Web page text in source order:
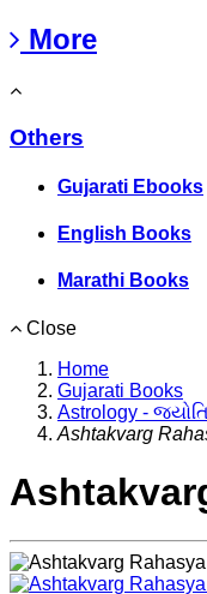
More
Others
Gujarati Ebooks
English Books
Marathi Books
Close
Home
Gujarati Books
Astrology -
Ashtakvarg